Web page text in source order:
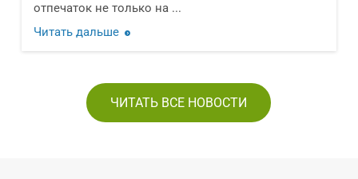
отпечаток не только на ...
Читать дальше
ЧИТАТЬ ВСЕ НОВОСТИ